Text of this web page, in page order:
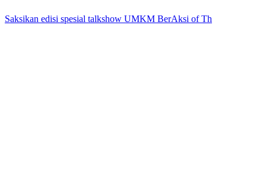
Saksikan edisi spesial talkshow UMKM BerAksi of Th